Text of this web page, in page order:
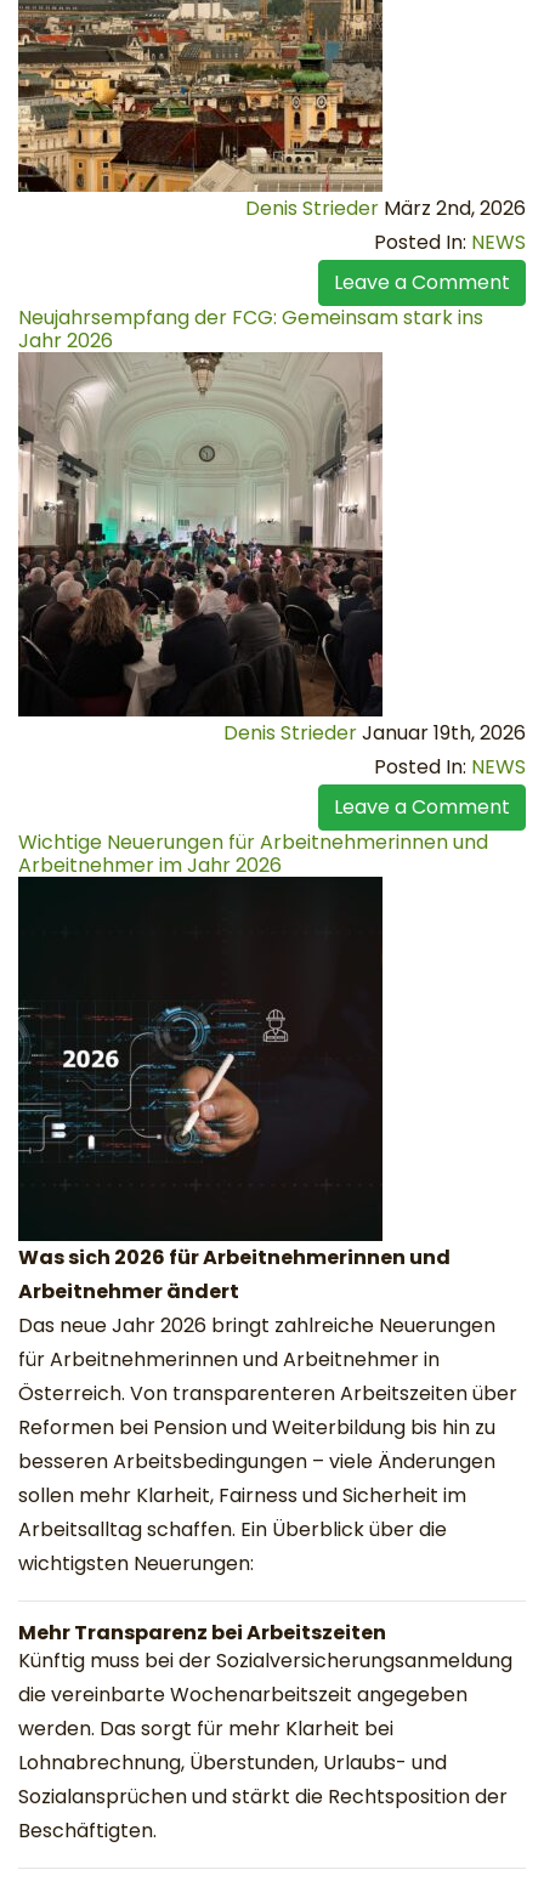
Denis Strieder März 2nd, 2026
Posted In: NEWS
Leave a Comment
Neujahrsempfang der FCG: Gemeinsam stark ins
Jahr 2026
Denis StriederJanuar 19th, 2026
Posted In: NEWS
Leave a Comment
Wichtige Neuerungen für Arbeitnehmerinnen und
Arbeitnehmer im Jahr 2026
Was sich 2026 für Arbeitnehmerinnen und
Arbeitnehmer ändert
Das neue Jahr 2026 bringt zahlreiche Neuerungen
für Arbeitnehmerinnen und Arbeitnehmer in
Österreich. Von transparenteren Arbeitszeiten über
Reformen bei Pension und Weiterbildung bis hin zu
besseren Arbeitsbedingungen – viele Änderungen
sollen mehr Klarheit, Fairness und Sicherheit im
Arbeitsalltag schaffen. Ein Überblick über die
wichtigsten Neuerungen:
Mehr Transparenz bei Arbeitszeiten
Künftig muss bei der Sozialversicherungsanmeldung
die vereinbarte Wochenarbeitszeit angegeben
werden. Das sorgt für mehr Klarheit bei
Lohnabrechnung, Überstunden, Urlaubs- und
Sozialansprüchen und stärkt die Rechtsposition der
Beschäftigten.